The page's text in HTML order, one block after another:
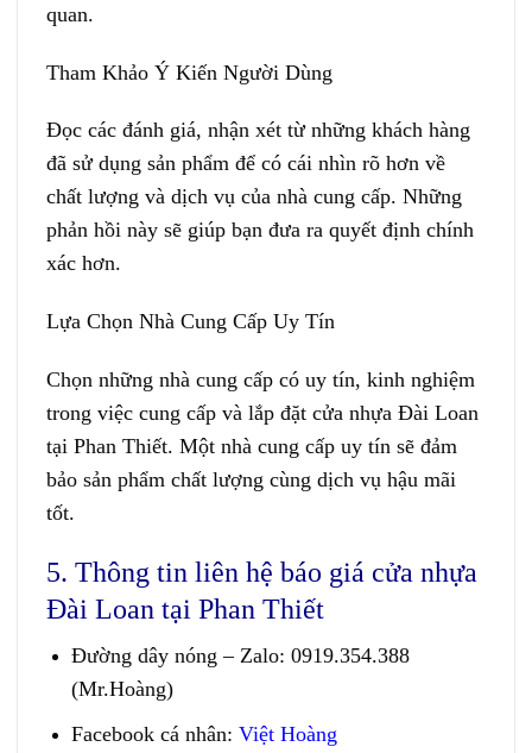
quan.
Tham Khảo Ý Kiến Người Dùng
Đọc các đánh giá, nhận xét từ những khách hàng
đã sử dụng sản phẩm để có cái nhìn rõ hơn về
chất lượng và dịch vụ của nhà cung cấp. Những
phản hồi này sẽ giúp bạn đưa ra quyết định chính
xác hơn.
Lựa Chọn Nhà Cung Cấp Uy Tín
Chọn những nhà cung cấp có uy tín, kinh nghiệm
trong việc cung cấp và lắp đặt cửa nhựa Đài Loan
tại Phan Thiết. Một nhà cung cấp uy tín sẽ đảm
bảo sản phẩm chất lượng cùng dịch vụ hậu mãi
tốt.
5. Thông tin liên hệ báo giá cửa nhựa
Đài Loan tại Phan Thiết
Đường dây nóng – Zalo: 0919.354.388
(Mr.Hoàng)
Facebook cá nhân: Việt Hoàng